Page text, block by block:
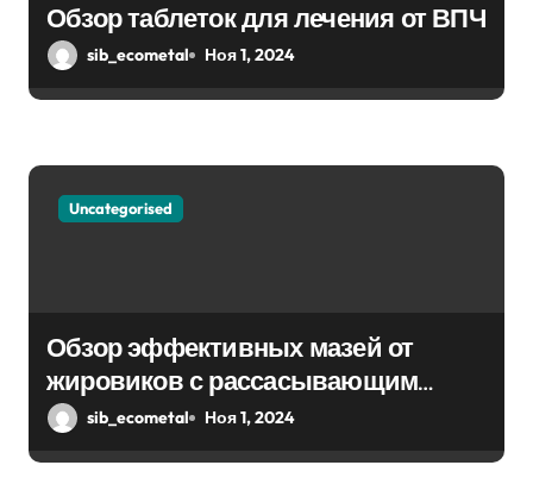
Обзор таблеток для лечения от ВПЧ
sib_ecometal Ноя 1, 2024
Uncategorised
Обзор эффективных мазей от
жировиков с рассасывающим
эффектом
sib_ecometal Ноя 1, 2024